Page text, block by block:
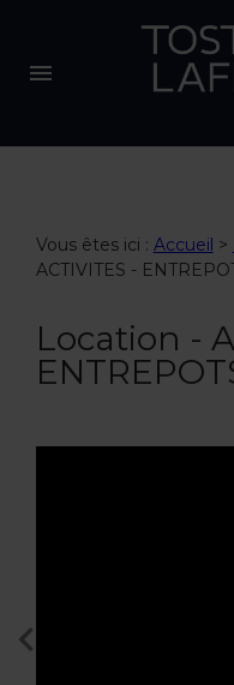
menu
Vous êtes ici : Accueil >
ACTIVITES -
Location -